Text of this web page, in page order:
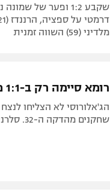
מלדיני (59) השווה זמנית
רומא סיימה רק ב-1:1 מול ונציה, שכבר ירדה, 24 דקות לפרץ
שחקנים מהדקה ה-32. סלרניטנה ואמפולי נפרדו ב-1:1